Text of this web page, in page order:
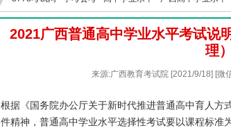
2021广西普通高中学业水平考试说
理）
来源:广西教育考试院 [2021/9/18] [微
根据《国务院办公厅关于新时代推进普通高中育人方
件精神，普通高中学业水平选择性考试要以课程标准